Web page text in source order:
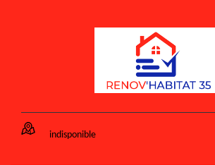
indisponible